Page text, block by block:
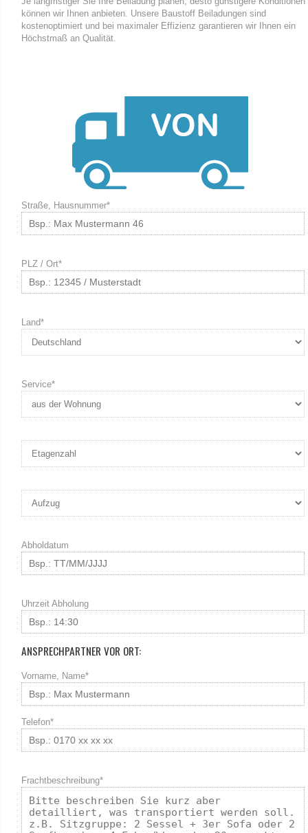
können wir Ihnen anbieten. Unsere Baustoff Beiladungen sind
kostenoptimiert und bei maximaler Effizienz garantieren wir Ihnen ein
Höchstmaß an Qualität.
Straße, Hausnummer*
PLZ / Ort*
Land*
Service*
Abholdatum
Uhrzeit Abholung
ANSPRECHPARTNER VOR ORT:
Vorname, Name*
Telefon*
Frachtbeschreibung*